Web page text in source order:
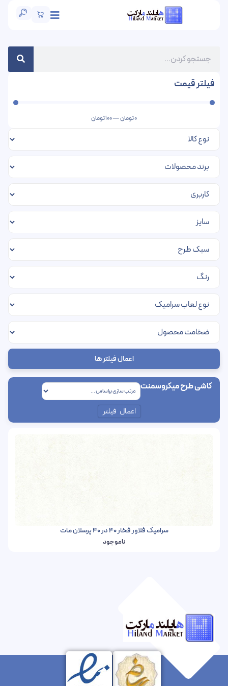
فیلتر قیمت
تومان—
100تومان
اعمال فیلتر ها
کاشی طرح میکروسمنت
اعمال فیلتر
سرامیک فلاور فخار 40 در 40 پرسلان مات
ناموجود